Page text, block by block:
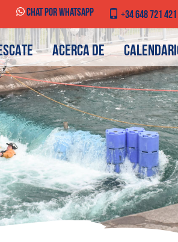
Chat por WhatsApp +34 648 721 421
ACERCA DE